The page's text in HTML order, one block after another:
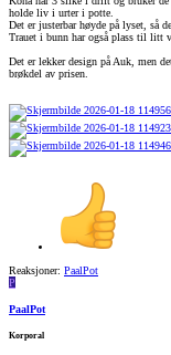
holde liv i urter i potte.
Det er justerbar høyde på lyset, så
Trauet i bunn har også plass til litt
Det er lekker design på Auk, men
brøkdel av prisen.
Reaksjoner: PaalPot
P
PaalPot
Korporal